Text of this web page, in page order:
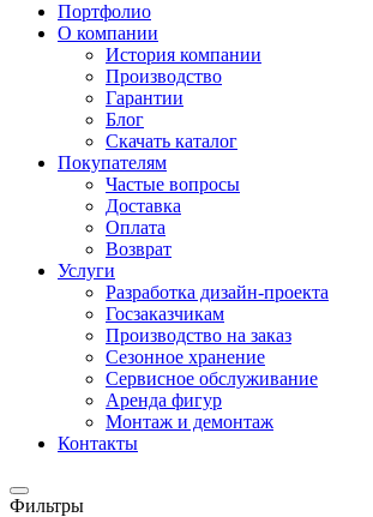
Портфолио
О компании
История компании
Производство
Гарантии
Блог
Скачать каталог
Покупателям
Частые вопросы
Доставка
Оплата
Возврат
Услуги
Разработка дизайн-проекта
Госзаказчикам
Производство на заказ
Сезонное хранение
Сервисное обслуживание
Аренда фигур
Монтаж и демонтаж
Контакты
Фильтры